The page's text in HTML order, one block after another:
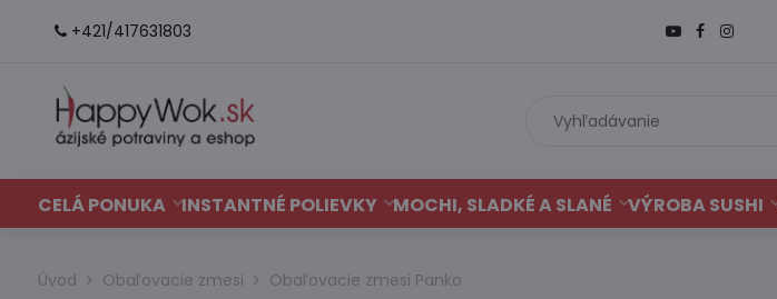
+421/417631803
CELÁ PONUKA INSTANTNÉ POLIEVKY MOCHI, SLADKÉ A SLANÉ VÝROBA SUSHI
Úvod Obaľovacie zmesi Obaľovacie zmesi Panko